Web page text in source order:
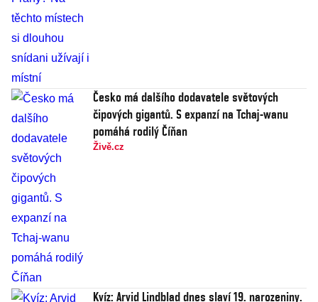
Česko má dalšího dodavatele světových
čipových gigantů. S expanzí na Tchaj-wanu
pomáhá rodilý Číňan
Živě.cz
Kvíz: Arvid Lindblad dnes slaví 19. narozeniny.